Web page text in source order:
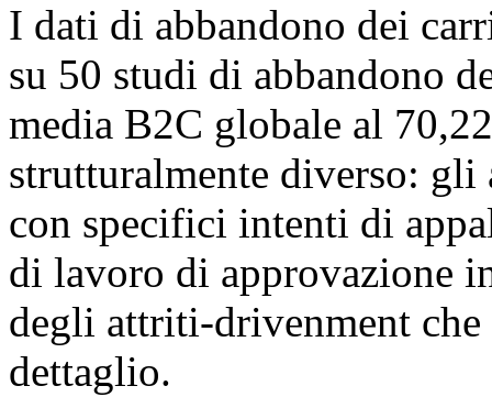
I dati di abbandono dei
su 50 studi di abbandono
media B2C globale al
strutturalmente diverso:
con specifici intenti di
di lavoro di approvazione
degli attriti-drivenment
dettaglio.